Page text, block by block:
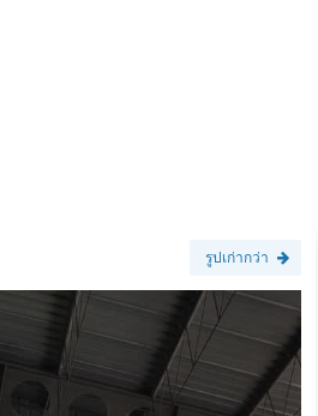
รูปเก่ากว่า